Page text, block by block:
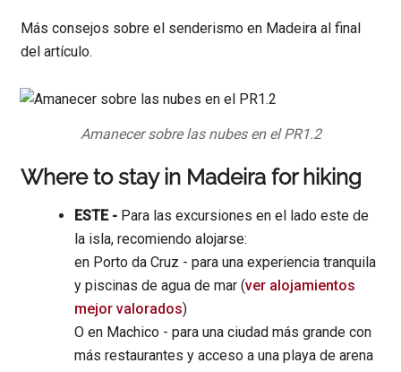
Más consejos sobre el senderismo en Madeira al final
del artículo.
Amanecer sobre las nubes en el PR1.2
Where to stay in Madeira for hiking
ESTE - Para las excursiones en el lado este de
la isla, recomiendo alojarse:
en Porto da Cruz - para una experiencia tranquila
y piscinas de agua de mar (ver alojamientos
mejor valorados)
O en Machico - para una ciudad más grande con
más restaurantes y acceso a una playa de arena